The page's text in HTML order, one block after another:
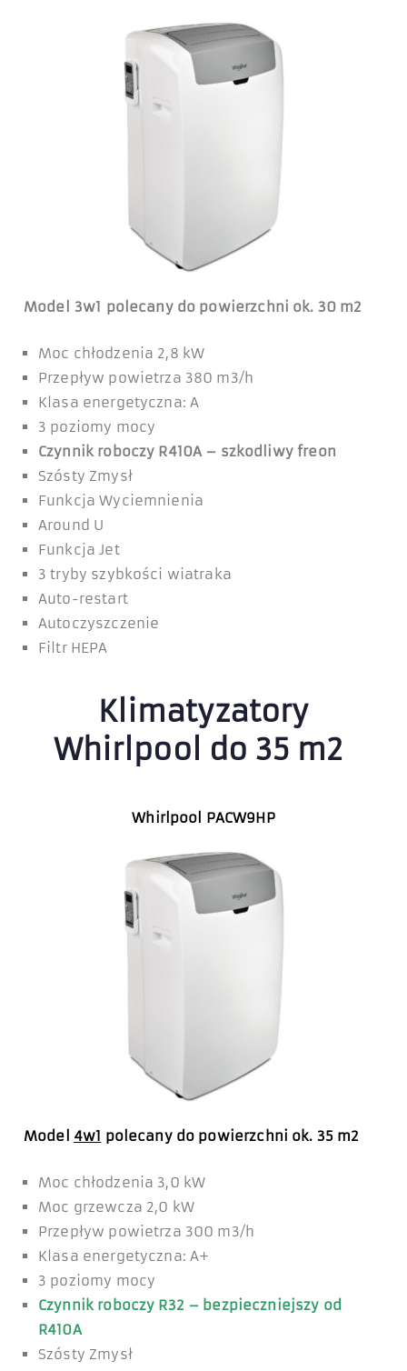
Model 3w1 polecany do powierzchni ok. 30 m2
Moc chłodzenia 2,8 kW
Przepływ powietrza 380 m3/h
Klasa energetyczna: A
3 poziomy mocy
Czynnik roboczy R410A – szkodliwy freon
Szósty Zmysł
Funkcja Wyciemnienia
Around U
Funkcja Jet
3 tryby szybkości wiatraka
Auto-restart
Autoczyszczenie
Filtr HEPA
Klimatyzatory
Whirlpool do 35 m2
Whirlpool PACW9HP
Model 4w1 polecany do powierzchni ok. 35 m2
Moc chłodzenia 3,0 kW
Moc grzewcza 2,0 kW
Przepływ powietrza 300 m3/h
Klasa energetyczna: A+
3 poziomy mocy
Czynnik roboczy R32 – bezpieczniejszy od
R410A
Szósty Zmysł